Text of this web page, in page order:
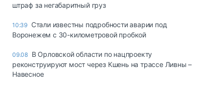
штраф за негабаритный груз
10:39 Стали известны подробности аварии под
Воронежем с 30-километровой пробкой
09.08 В Орловской области по нацпроекту
реконструируют мост через Кшень на трассе Ливны –
Навесное